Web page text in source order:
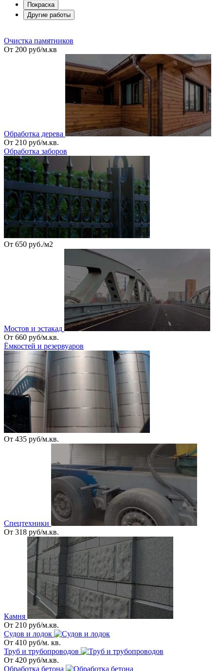
Покраска
Другие работы
Очистка памятников
От 200 руб/м.кв
Обработка дерева
От 210 руб/м.кв.
Обработка заборов
От 650 руб./м2
Мостов и эстакад
От 660 руб/м.кв.
Ёмкостей и резервуаров
От 435 руб/м.кв.
Спецтехники
От 318 руб/м.кв.
Камня
От 210 руб/м.кв.
Судов и лодок
От 410 руб/м. кв.
Труб и трубопроводов
От 420 руб/м.кв.
Обработка бетона